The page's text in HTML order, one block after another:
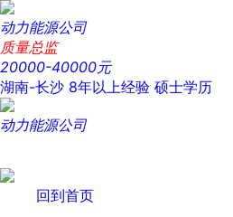
动力能源公司
质量总监
20000-40000元
湖南-长沙 8年以上经验 硕士学历
动力能源公司
回到首页